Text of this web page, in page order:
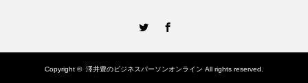
Copyright © 澤井豊のビジネスパーソンオンライン All rights reserved.